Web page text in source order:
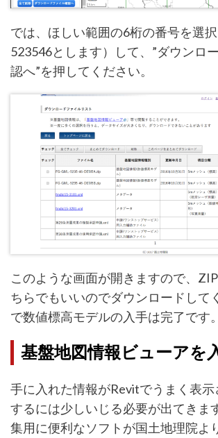
では、ほしい範囲の6桁の番号を選
523546とします）して、”ダウンロ
認へ”を押してください。
このような画面が開きますので、
ちらでもいいのでダウンロードして
で数値標高モデルの入手は完了です。
基盤地図情報ビューアを
手に入れた情報がRevitでうまく表示
するには少しいじる必要が出てきま
集用に便利なソフトが国土地理院よ